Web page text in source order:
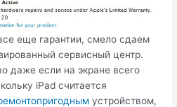
еще гарантии, смело сдаем
сервисный центр.
даже если на экране всего
iPad считается
устройством,